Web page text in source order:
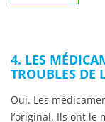
4. LES
TROUBLES DE
Oui. Les
l’original. Ils ont le